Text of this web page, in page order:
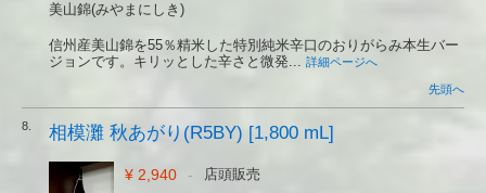
美山錦(みやまにしき)
信州産美山錦を55％精米した特別純米辛口のおりがらみ本生バー
ジョンです。キリッとした辛さと微発... 詳細ページへ
先頭へ
8. 相模灘 秋あがり(R5BY) [1,800 mL]
¥ 2,940 - 店頭販売